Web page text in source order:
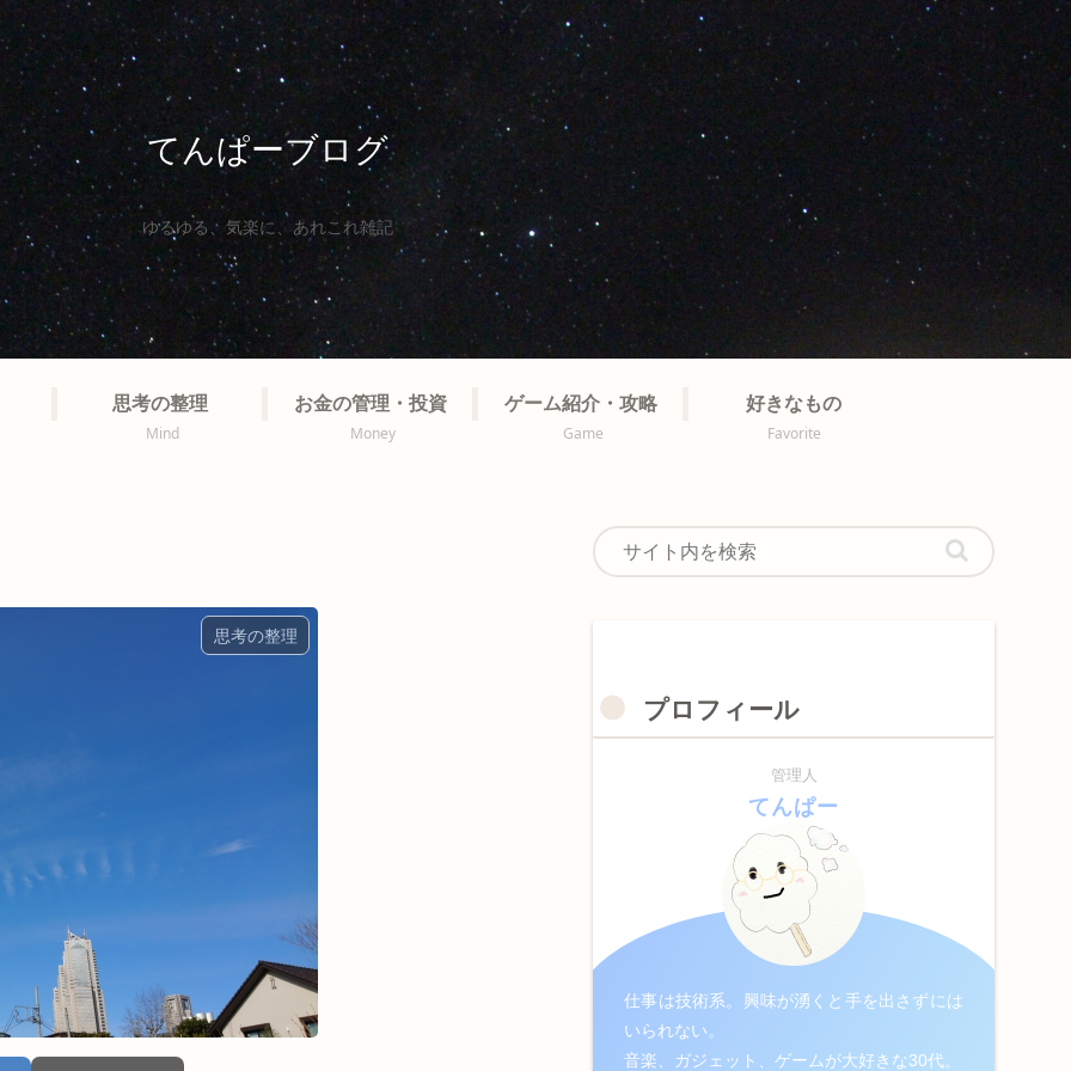
てんぱーブログ
ゆるゆる、気楽に、あれこれ雑記
思考の整理
Mind
お金の管理・投資
Money
ゲーム紹介・攻略
Game
好きなもの
Favorite
思考の整理
プロフィール
管理人
てんぱー
仕事は技術系。興味が湧くと手を出さずには
いられない。
音楽、ガジェット、ゲームが大好きな30代。